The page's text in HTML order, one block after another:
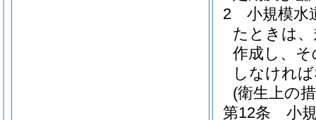
2
小規模水
たときは
作成し、
しなけれ
(衛生上の
第12条
小